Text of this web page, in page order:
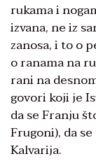
rukama i
izvana, ne iz
zanosa, i to o
o ranama na
rani na
govori koji je
da se Franju
Frugoni), da
Kalvarija.